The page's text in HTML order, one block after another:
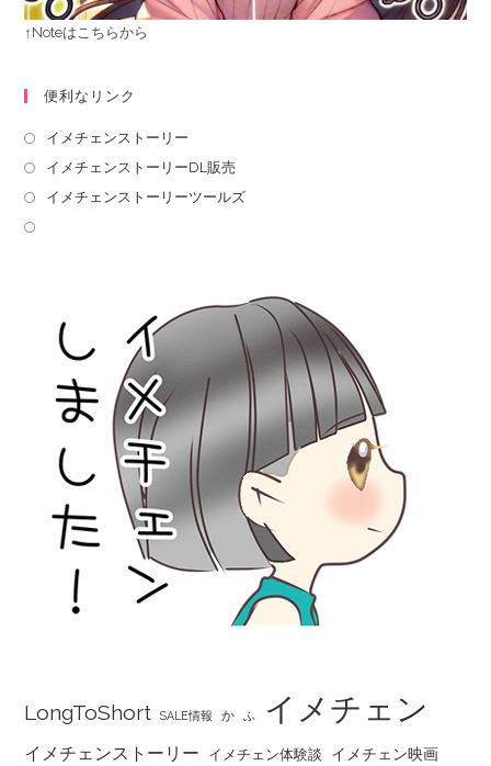
↑Noteはこちらから
便利なリンク
イメチェンストーリー
イメチェンストーリーDL販売
イメチェンストーリーツールズ
LongToShort SALE情報 か ふ イメチェン
イメチェンストーリー イメチェン体験談 イメチェン映画